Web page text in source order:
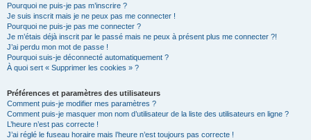
Pourquoi ne puis-je pas m’inscrire ?
Je suis inscrit mais je ne peux pas me connecter !
Pourquoi ne puis-je pas me connecter ?
Je m’étais déjà inscrit par le passé mais ne peux à présent plus me connecter ?!
J’ai perdu mon mot de passe !
Pourquoi suis-je déconnecté automatiquement ?
À quoi sert « Supprimer les cookies » ?
Préférences et paramètres des utilisateurs
Comment puis-je modifier mes paramètres ?
Comment puis-je masquer mon nom d’utilisateur de la liste des utilisateurs en ligne ?
L’heure n’est pas correcte !
J’ai réglé le fuseau horaire mais l’heure n’est toujours pas correcte !